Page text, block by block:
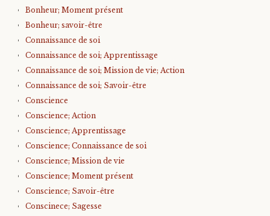
Bonheur; Moment présent
Bonheur; savoir-être
Connaissance de soi
Connaissance de soi; Apprentissage
Connaissance de soi; Mission de vie; Action
Connaissance de soi; Savoir-être
Conscience
Conscience; Action
Conscience; Apprentissage
Conscience; Connaissance de soi
Conscience; Mission de vie
Conscience; Moment présent
Conscience; Savoir-être
Conscinece; Sagesse